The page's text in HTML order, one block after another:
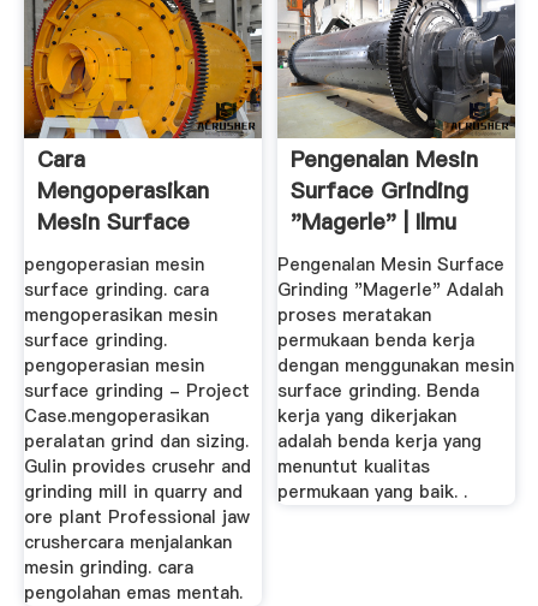
Cara
Mengoperasikan
Mesin Surface
Grinding
pengoperasian mesin
surface grinding. cara
mengoperasikan mesin
surface grinding.
pengoperasian mesin
surface grinding - Project
Case.mengoperasikan
peralatan grind dan sizing.
Gulin provides crusehr and
grinding mill in quarry and
ore plant Professional jaw
crushercara menjalankan
mesin grinding. cara
pengolahan emas mentah.
Pengenalan Mesin
Surface Grinding
"Magerle" | Ilmu
Teknik ...
Pengenalan Mesin Surface
Grinding "Magerle" Adalah
proses meratakan
permukaan benda kerja
dengan menggunakan mesin
surface grinding. Benda
kerja yang dikerjakan
adalah benda kerja yang
menuntut kualitas
permukaan yang baik. .